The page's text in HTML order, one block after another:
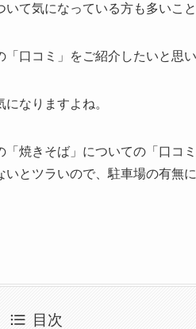
て気になっている方も多いこと
口コミ」をご紹介したいと思い
なりますよね。
焼きそば」についての「口コ
とツラいので、駐車場の有無
目次